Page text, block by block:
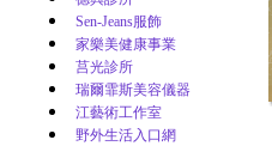
Sen-Jeans服飾
家樂美健康事業
莒光診所
瑞爾霏斯美容儀器
江藝術工作室
野外生活入口網